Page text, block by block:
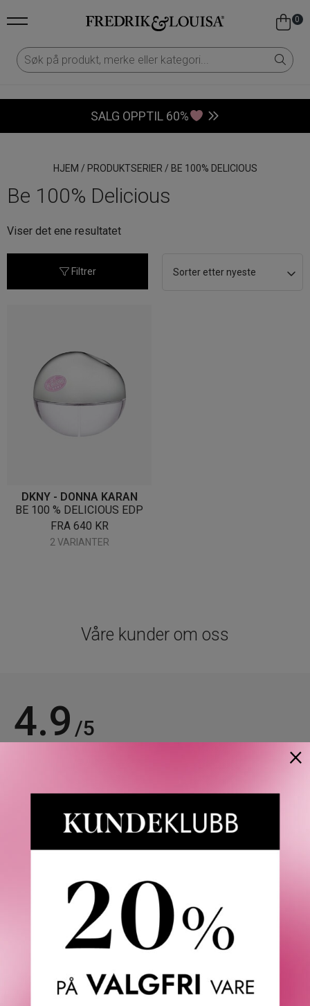
0
SALG OPPTIL 60%
HJEM / PRODUKTSERIER / BE 100% DELICIOUS
Be 100% Delicious
Viser det ene resultatet
Filtrer
DKNY - DONNA KARAN
BE 100 % DELICIOUS EDP
FRA 640 KR
2 VARIANTER
Våre kunder om oss
4.9 /5
Verifisert kunde
Raskt og effektivt!
Superrask levering
×